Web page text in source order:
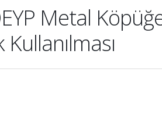
Metal